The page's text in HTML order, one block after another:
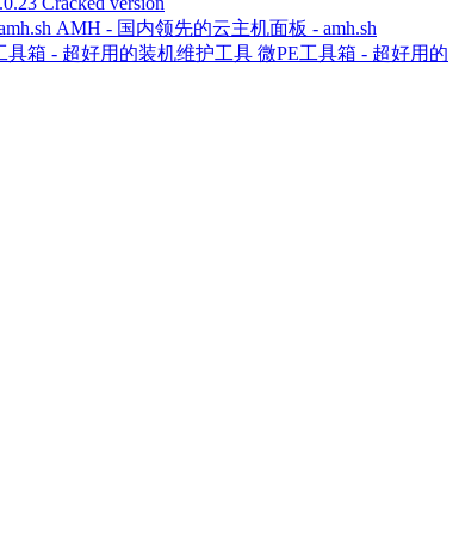
AMH - 国内领先的云主机面板 - amh.sh
微PE工具箱 - 超好用的